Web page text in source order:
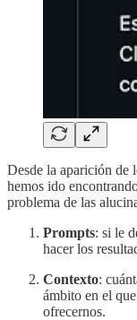
Desde la aparición de
hemos ido
problema de las
Prompts: si le
hacer los
Contexto:
ámbito en el
ofrecernos.